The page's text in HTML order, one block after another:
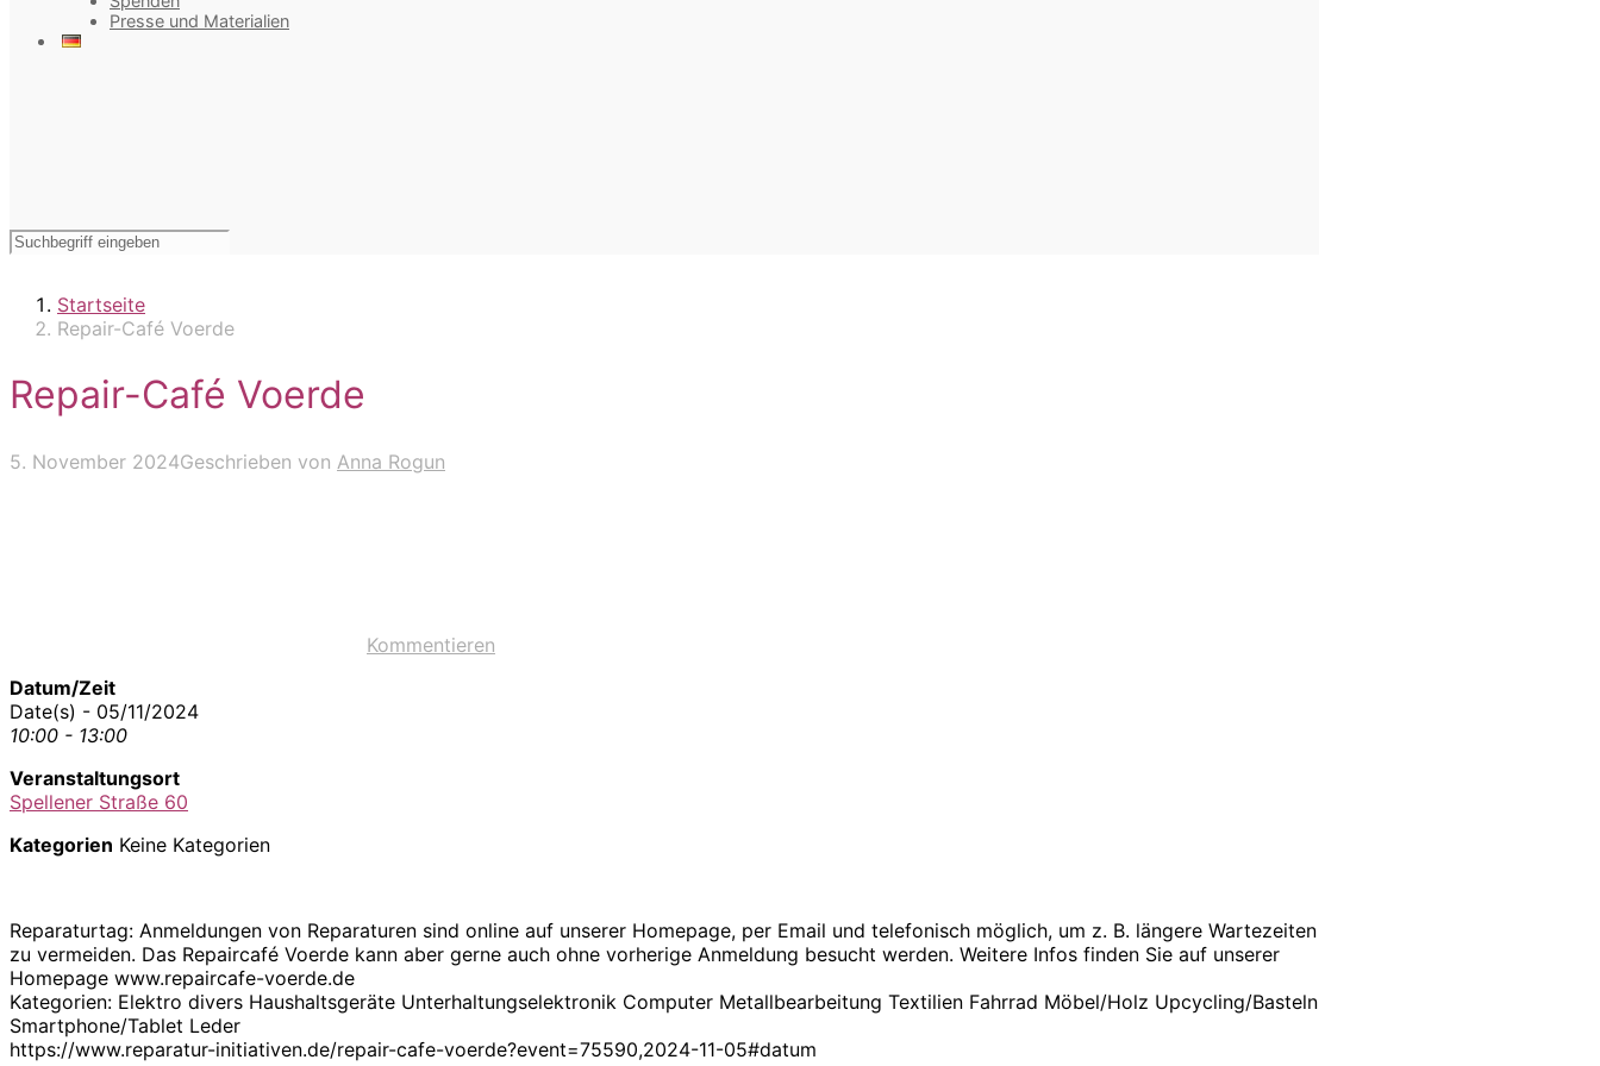
Presse und Materialien
Startseite
Repair-Café Voerde
Repair-Café Voerde
5. November 2024Geschrieben von Anna Rogun
Kommentieren
Datum/Zeit
Date(s) - 05/11/2024
10:00 - 13:00
Veranstaltungsort
Spellener Straße 60
Kategorien Keine Kategorien
Reparaturtag: Anmeldungen von Reparaturen sind online auf unserer Homepage, per Email und telefonisch möglich, um z. B. längere Wartezeiten
zu vermeiden. Das Repaircafé Voerde kann aber gerne auch ohne vorherige Anmeldung besucht werden. Weitere Infos finden Sie auf unserer
Homepage www.repaircafe-voerde.de
Kategorien: Elektro divers Haushaltsgeräte Unterhaltungselektronik Computer Metallbearbeitung Textilien Fahrrad Möbel/Holz Upcycling/Basteln
Smartphone/Tablet Leder
https://www.reparatur-initiativen.de/repair-cafe-voerde?event=75590,2024-11-05#datum